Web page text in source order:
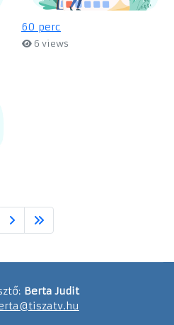
60 perc
6 views
Berta Judit